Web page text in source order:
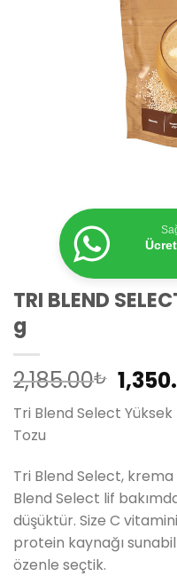
TRI BLEND
g
2,185.00₺
fiyat:
Tri Blend Select
Tozu
Tri Blend Select, krema
Blend Select lif
düşüktür. Size C
protein kaynağı
özenle seçtik.